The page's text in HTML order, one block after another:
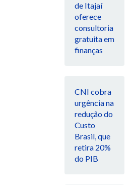
de Itajaí
oferece
consultoria
gratuita em
finanças
CNI cobra
urgência na
redução do
Custo
Brasil, que
retira 20%
do PIB